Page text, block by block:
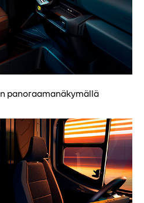
panoraamanäkymällä